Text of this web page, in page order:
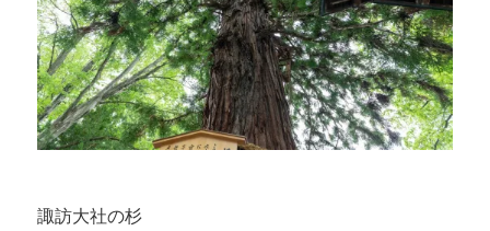
諏訪大社の杉